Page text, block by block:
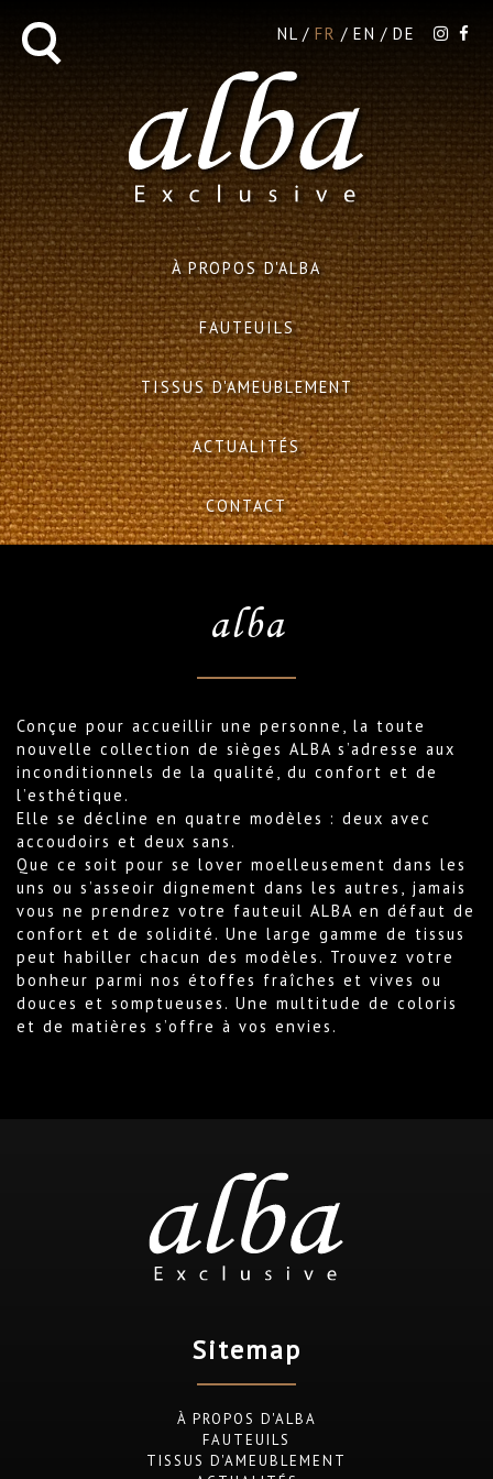
NL FR EN DE
À PROPOS D'ALBA
FAUTEUILS
TISSUS D'AMEUBLEMENT
ACTUALITÉS
CONTACT
alba
Conçue pour accueillir une personne, la toute
nouvelle collection de sièges ALBA s’adresse aux
inconditionnels de la qualité, du confort et de
l’esthétique.
Elle se décline en quatre modèles : deux avec
accoudoirs et deux sans.
Que ce soit pour se lover moelleusement dans les
uns ou s’asseoir dignement dans les autres, jamais
vous ne prendrez votre fauteuil ALBA en défaut de
confort et de solidité. Une large gamme de tissus
peut habiller chacun des modèles. Trouvez votre
bonheur parmi nos étoffes fraîches et vives ou
douces et somptueuses. Une multitude de coloris
et de matières s’offre à vos envies.
Sitemap
À PROPOS D'ALBA
FAUTEUILS
TISSUS D'AMEUBLEMENT